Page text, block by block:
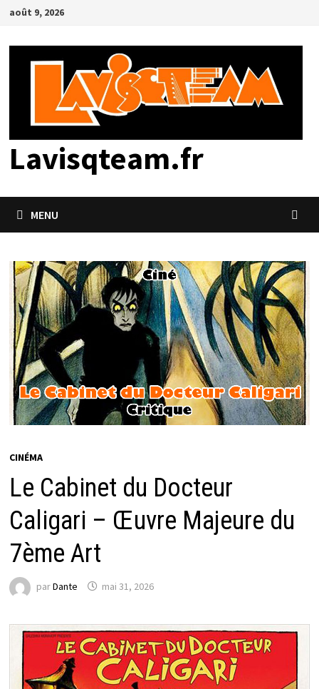
Passer
contenu
août 9, 2026
Lavisqteam.fr
MENU
CINÉMA
Le Cabinet du Docteur
Caligari – Œuvre Majeure du
7ème Art
parDante mai 31, 2026